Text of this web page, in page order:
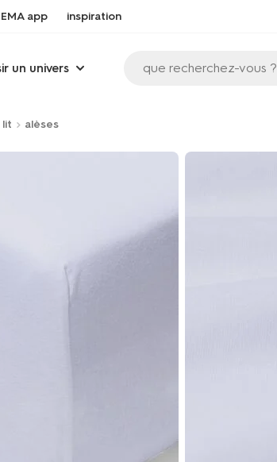
app inspiration
un univers que recherchez-vous ?
lit alèses